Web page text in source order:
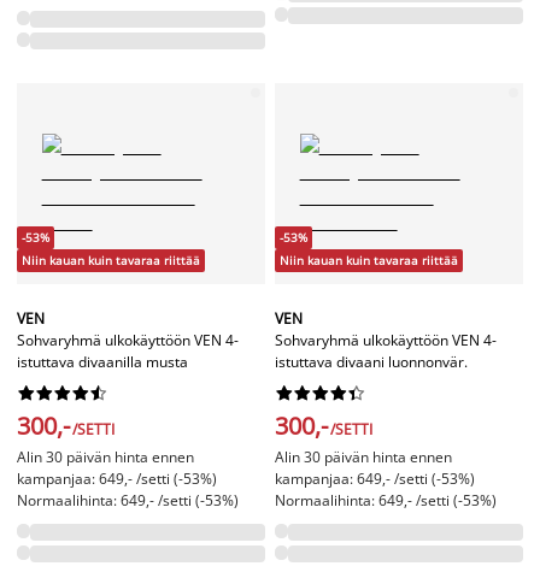
-53%
Niin kauan kuin tavaraa riittää
VEN
Sohvaryhmä ulkokäyttöön VEN 4-
istuttava divaanilla musta






300,-/SETTI
Alin 30 päivän hinta ennen
kampanjaa: 649,- /setti (-53%)
Normaalihinta: 649,- /setti (-53%)
-53%
Niin kauan kuin tavaraa riittää
VEN
Sohvaryhmä ulkokäyttöön VEN 4-
istuttava divaani luonnonvär.






300,-/SETTI
Alin 30 päivän hinta ennen
kampanjaa: 649,- /setti (-53%)
Normaalihinta: 649,- /setti (-53%)